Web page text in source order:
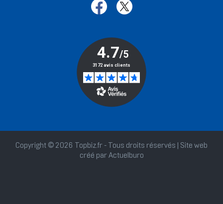
Copyright © 2026 Topbiz.fr - Tous droits réservés | Site web
créé par Actuelburo